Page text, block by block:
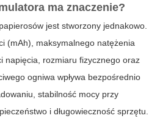
ma znaczenie?
jest stworzony jednakowo.
(mAh), maksymalnego natężenia
napięcia, rozmiaru fizycznego oraz
ogniwa wpływa bezpośrednio
stabilność mocy przy
i długowieczność sprzętu.